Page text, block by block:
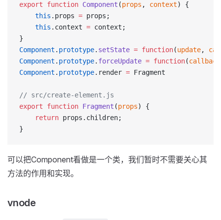
export function Component (props , context) {
	this
.props = props;
	this
.context = context;
}
Component . prototype. setState = function(update,
Component . prototype. forceUpdate = function(callback
Component . prototype.render = Fragment
// src/create-element.js
export function Fragment (props) {
	return
props.children;
}
可以把Component看做是一个类，我们暂时不需要关心其
方法的作用和实现。
vnode